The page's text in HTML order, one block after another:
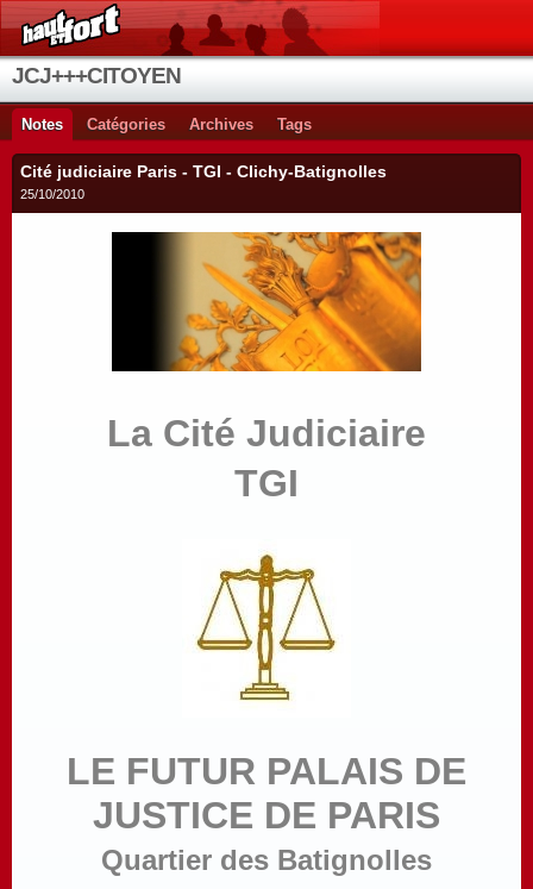
JCJ+++CITOYEN
Notes Catégories Archives Tags
Cité judiciaire Paris - TGI - Clichy-Batignolles
25/10/2010
La Cité Judiciaire
TGI
LE FUTUR PALAIS DE
JUSTICE DE PARIS
Quartier des Batignolles